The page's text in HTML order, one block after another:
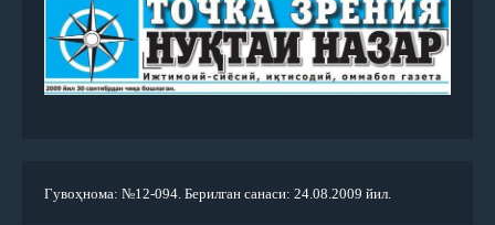
Гувоҳнома: №12-094. Берилган санаси: 24.08.2009 йил.